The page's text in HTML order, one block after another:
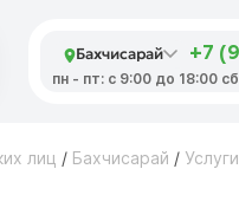
Бахчисарай +7
пн - пт: с 9:00 до 18:00
лиц / Бахчисарай / Услуги